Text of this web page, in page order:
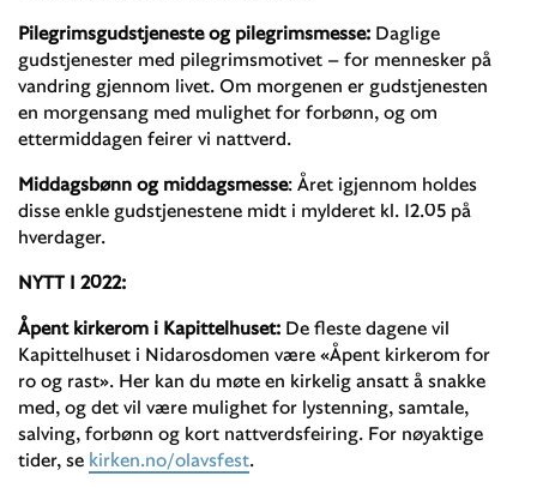
Pilegrimsgudstjeneste og pilegrimsmesse: Daglige
gudstjenester med pilegrimsmotivet – for mennesker på
vandring gjennom livet. Om morgenen er gudstjenesten
en morgensang med mulighet for forbønn, og om
ettermiddagen feirer vi nattverd.
Middagsbønn og middagsmesse: Året igjennom holdes
disse enkle gudstjenestene midt i mylderet kl. 12.05 på
hverdager.
NYTT I 2022:
Åpent kirkerom i Kapittelhuset: De fleste dagene vil
Kapittelhuset i Nidarosdomen være «Åpent kirkerom for
ro og rast». Her kan du møte en kirkelig ansatt å snakke
med, og det vil være mulighet for lystenning, samtale,
salving, forbønn og kort nattverdsfeiring. For nøyaktige
tider, se kirken.no/olavsfest.